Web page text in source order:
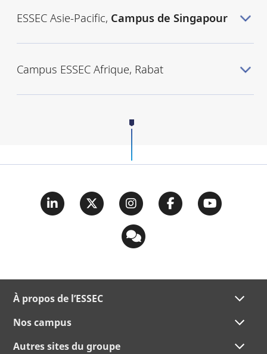
ESSEC Asie-Pacific, Campus de Singapour
Campus ESSEC Afrique, Rabat
À propos de l’ESSEC
Nos campus
Autres sites du groupe